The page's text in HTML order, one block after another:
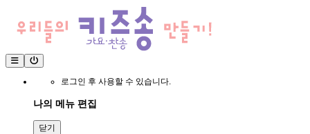
로그인 후 사용할 수 있습니다.
나의 메뉴 편집
닫기